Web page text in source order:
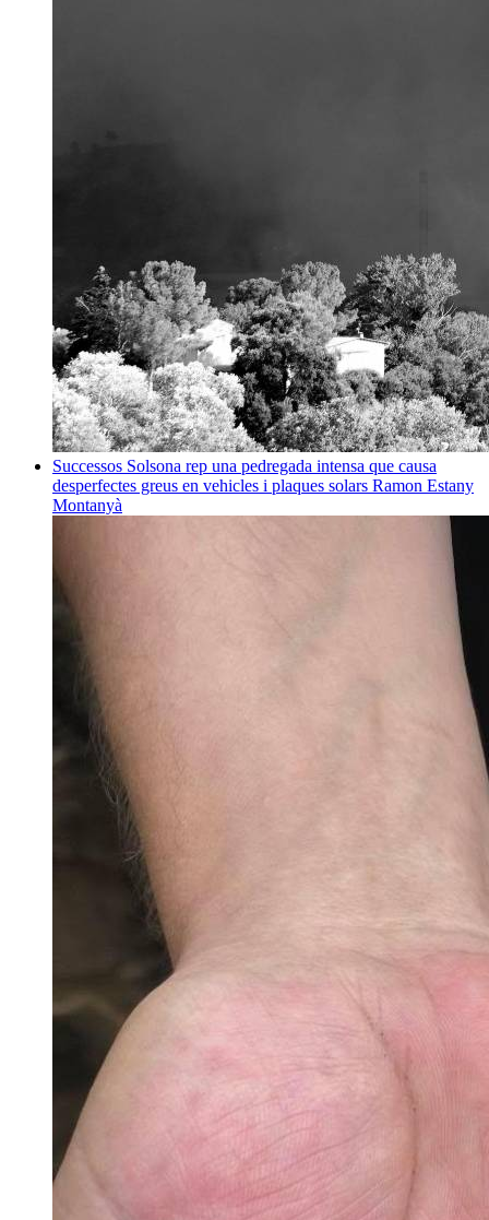
Successos Solsona rep una pedregada intensa que causa
desperfectes greus en vehicles i plaques solars Ramon Estany
Montanyà